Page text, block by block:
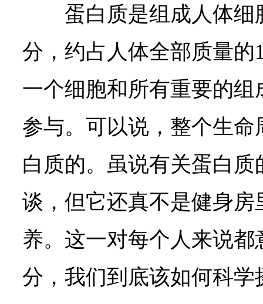
蛋白质是组成人体
分，约占人体全部质量的
一个细胞和所有重要的
参与。可以说，整个生
白质的。虽说有关蛋白
谈，但它还真不是健身房
养。这一对每个人来说
分，我们到底该如何科学